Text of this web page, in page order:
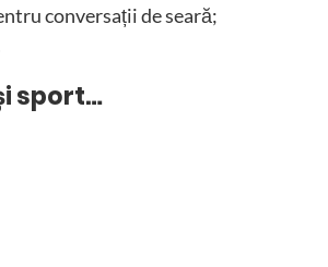
conversații de seară;
sport…